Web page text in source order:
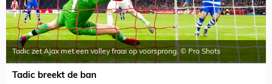
Tadic zet Ajax met een volley fraai op voorsprong. © Pro Shots
Tadic breekt de ban